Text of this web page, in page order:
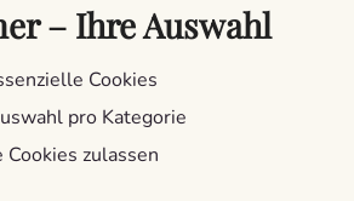
– Ihre Auswahl
Cookies
pro Kategorie
Cookies zulassen